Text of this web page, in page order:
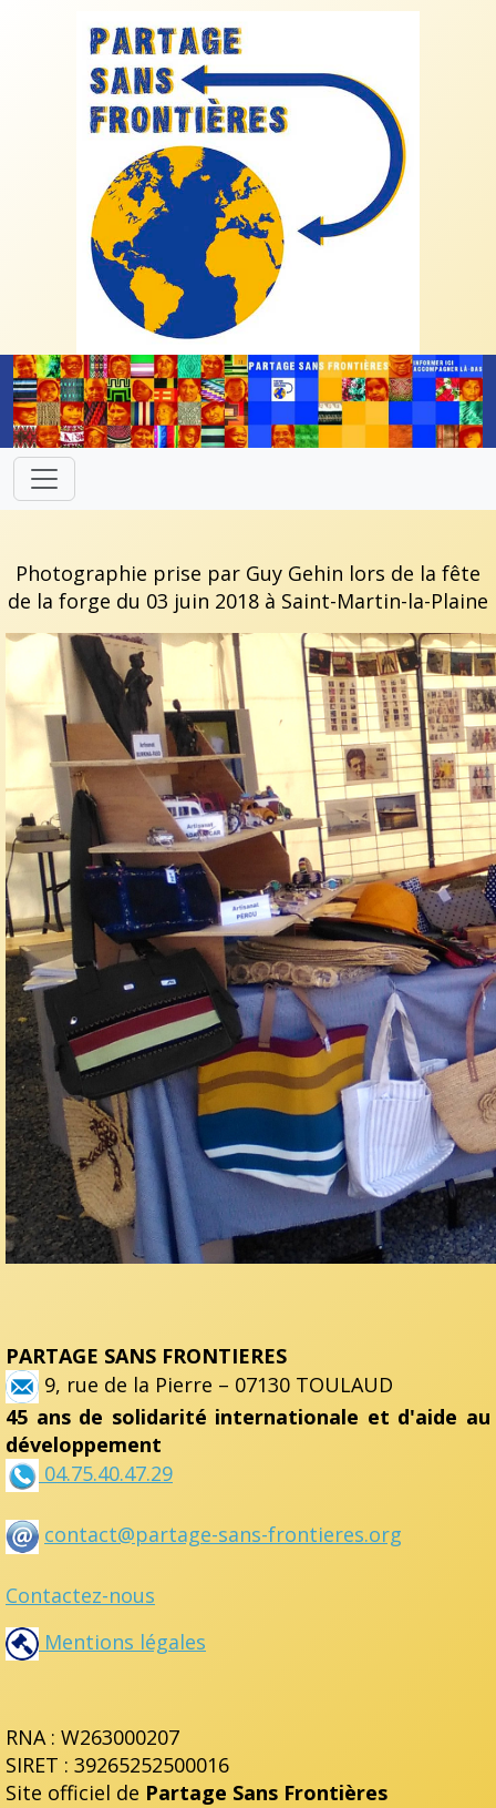
Photographie prise par Guy Gehin lors de la fête
de la forge du 03 juin 2018 à Saint-Martin-la-Plaine
PARTAGE SANS FRONTIERES
9, rue de la Pierre – 07130 TOULAUD
45 ans de solidarité internationale et d'aide au
développement
04.75.40.47.29
contact@partage-sans-frontieres.org
Contactez-nous
Mentions légales
RNA : W263000207
SIRET : 39265252500016
Site officiel de Partage Sans Frontières